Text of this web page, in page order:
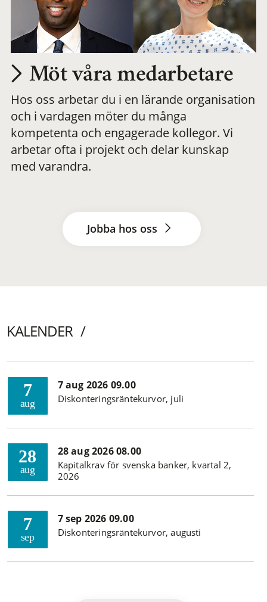
Möt våra medarbetare
Hos oss arbetar du i en lärande organisation
och i vardagen möter du många
kompetenta och engagerade kollegor. Vi
arbetar ofta i projekt och delar kunskap
med varandra.
Jobba hos oss
KALENDER
7
aug
7 aug 2026 09.00
Diskonteringsräntekurvor, juli
28
aug
28 aug 2026 08.00
Kapitalkrav för svenska banker, kvartal 2,
2026
7
sep
7 sep 2026 09.00
Diskonteringsräntekurvor, augusti